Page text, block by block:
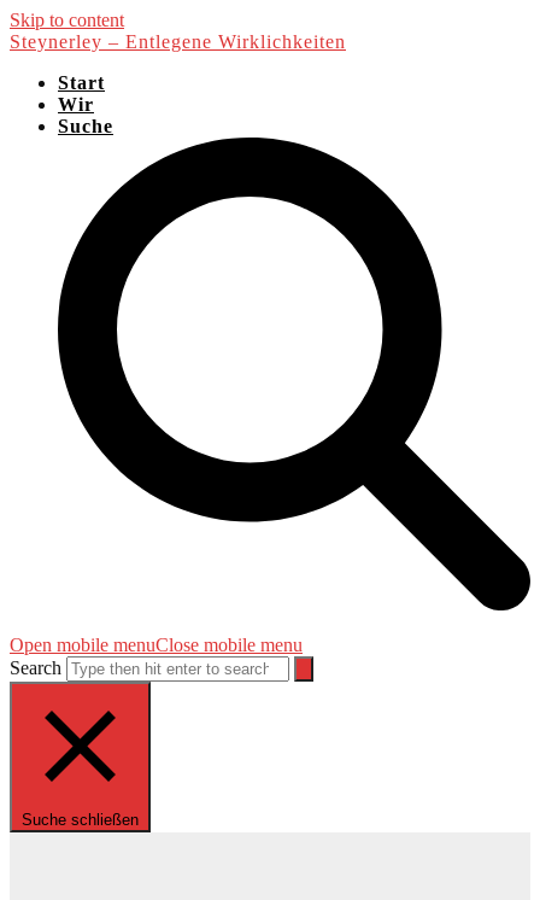
Skip to content
Steynerley – Entlegene Wirklichkeiten
Start
Wir
Suche
Open mobile menuClose mobile menu
Search
Suche schließen